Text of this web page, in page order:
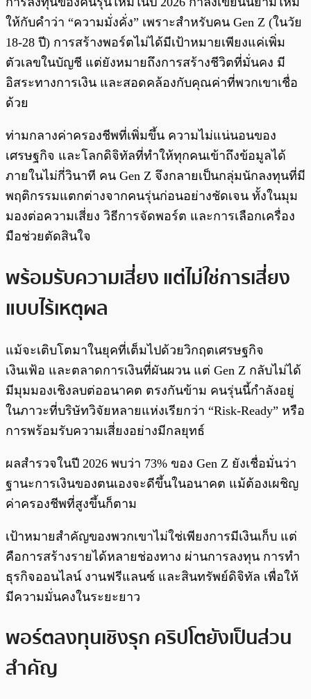
ให้กับคำว่า “ความมั่งคั่ง” เพราะสำหรับคน Gen Z (ในวัย
18-28 ปี) การสร้างพอร์ตไม่ได้มีเป้าหมายเพียงแค่เพิ่ม
ตัวเลขในบัญชี แต่ยังหมายถึงการสร้างชีวิตที่มั่นคง มี
อิสระทางการเงิน และสอดคล้องกับคุณค่าที่พวกเขาเชื่อ
ด้วย
ท่ามกลางค่าครองชีพที่เพิ่มขึ้น ความไม่แน่นอนของ
เศรษฐกิจ และโลกดิจิทัลที่ทำให้ทุกคนเข้าถึงข้อมูลได้
ภายในไม่กี่วินาที คน Gen Z จึงกลายเป็นกลุ่มนักลงทุนที่มี
พฤติกรรมแตกต่างจากคนรุ่นก่อนอย่างชัดเจน ทั้งในมุม
มองต่อความเสี่ยง วิธีการจัดพอร์ต และการเลือกเครื่อง
มือช่วยตัดสินใจ
พร้อมรับความเสี่ยง แต่ไม่ใช่การเสี่ยง
แบบไร้เหตุผล
แม้จะเติบโตมาในยุคที่เต็มไปด้วยวิกฤตเศรษฐกิจ
เงินเฟ้อ และตลาดการเงินที่ผันผวน แต่ Gen Z กลับไม่ได้
มีมุมมองเชิงลบต่ออนาคต ตรงกันข้าม คนรุ่นนี้กำลังอยู่
ในภาวะที่บริษัทวิจัยหลายแห่งเรียกว่า “Risk-Ready” หรือ
การพร้อมรับความเสี่ยงอย่างมีกลยุทธ์
ผลสำรวจในปี 2026 พบว่า 73% ของ Gen Z ยังเชื่อมั่นว่า
ฐานะการเงินของตนเองจะดีขึ้นในอนาคต แม้ต้องเผชิญ
ค่าครองชีพที่สูงขึ้นก็ตาม
เป้าหมายสำคัญของพวกเขาไม่ใช่เพียงการมีเงินเก็บ แต่
คือการสร้างรายได้หลายช่องทาง ผ่านการลงทุน การทำ
ธุรกิจออนไลน์ งานฟรีแลนซ์ และสินทรัพย์ดิจิทัล เพื่อให้
มีความมั่นคงในระยะยาว
พอร์ตลงทุนเชิงรุก คริปโตยังเป็นส่วน
สำคัญ